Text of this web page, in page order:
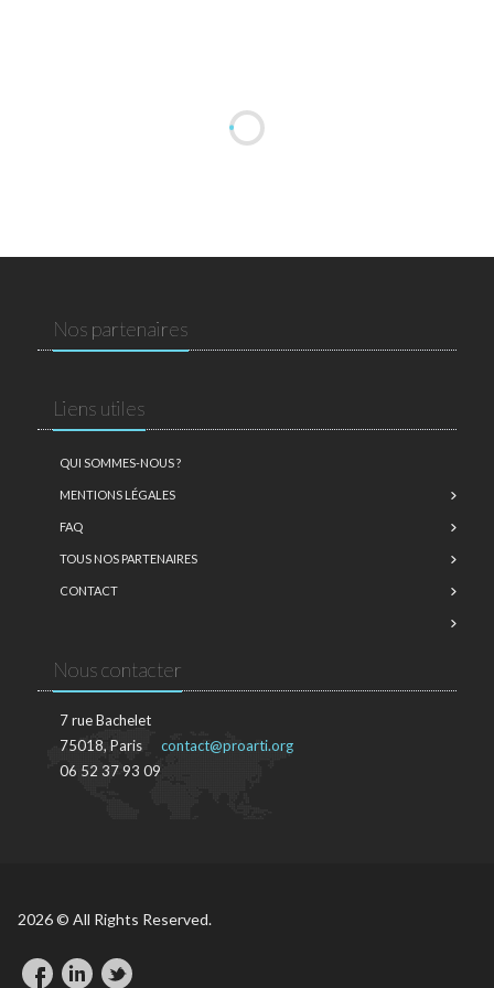
Nos partenaires
Liens utiles
QUI SOMMES-NOUS ?
MENTIONS LÉGALES
FAQ
TOUS NOS PARTENAIRES
CONTACT
Nous contacter
7 rue Bachelet
75018, Paris
06 52 37 93 09
contact@proarti.org
2026 © All Rights Reserved.